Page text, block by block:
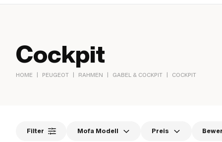
Cockpit
HOME | PEUGEOT | RAHMEN | GABEL & COCKPIT | COCKPIT
Filter Mofa Modell Preis